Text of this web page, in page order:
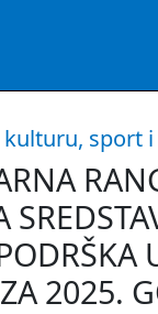
sport
2025.